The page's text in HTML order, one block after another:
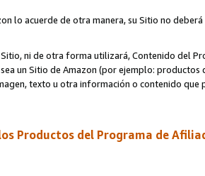
lo acuerde de otra manera, su Sitio no
ni de otra forma utilizará, Contenido del
un Sitio de Amazon (por ejemplo:
texto u otra información o contenido
Productos del Programa de